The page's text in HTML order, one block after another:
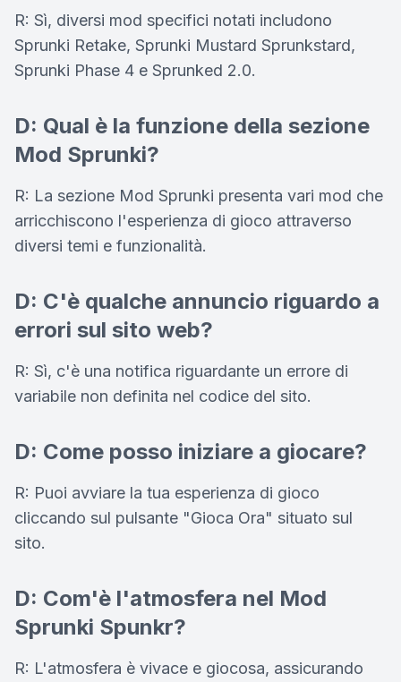
R: Sì, diversi mod specifici notati includono
Sprunki Retake, Sprunki Mustard Sprunkstard,
Sprunki Phase 4 e Sprunked 2.0.
D: Qual è la funzione della sezione
Mod Sprunki?
R: La sezione Mod Sprunki presenta vari mod che
arricchiscono l'esperienza di gioco attraverso
diversi temi e funzionalità.
D: C'è qualche annuncio riguardo a
errori sul sito web?
R: Sì, c'è una notifica riguardante un errore di
variabile non definita nel codice del sito.
D: Come posso iniziare a giocare?
R: Puoi avviare la tua esperienza di gioco
cliccando sul pulsante "Gioca Ora" situato sul
sito.
D: Com'è l'atmosfera nel Mod
Sprunki Spunkr?
R: L'atmosfera è vivace e giocosa, assicurando